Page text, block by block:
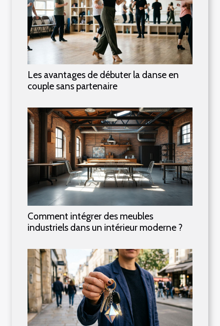
Les avantages de débuter la danse en
couple sans partenaire
Comment intégrer des meubles
industriels dans un intérieur moderne ?